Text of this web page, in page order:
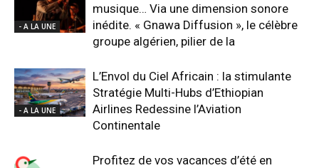
- A LA UNE
musique… Via une dimension sonore
inédite. « Gnawa Diffusion », le célèbre
groupe algérien, pilier de la
- A LA UNE
L’Envol du Ciel Africain : la stimulante
Stratégie Multi-Hubs d’Ethiopian
Airlines Redessine l’Aviation
Continentale
Profitez de vos vacances d’été en